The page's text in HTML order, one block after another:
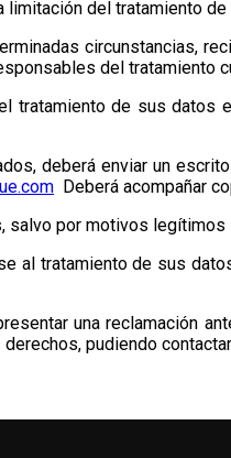
del tratamiento
circunstancias,
del tratamiento
tratamiento de sus
deberá enviar un
Deberá acompañar
salvo por motivos
al tratamiento de sus
una reclamación
pudiendo